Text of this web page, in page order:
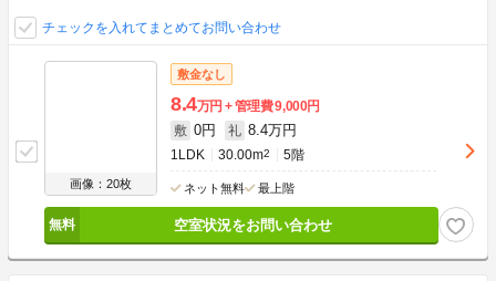
チェックを入れてまとめてお問い合わせ
画像：20枚
敷金なし
8.4万円 管理費9,000円
敷 0円 礼 8.4万円
1LDK 30.00m2 5階
ネット無料 最上階
空室状況をお問い合わせ